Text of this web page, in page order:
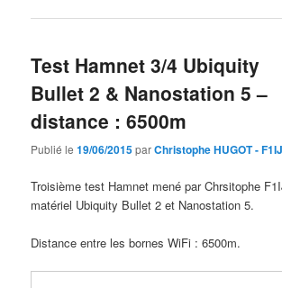
Test Hamnet 3/4 Ubiquity
Bullet 2 & Nanostation 5 –
distance : 6500m
Publié le19/06/2015parChristophe HUGOT -
Troisième test Hamnet mené par Chrsitophe
matériel Ubiquity Bullet 2 et Nanostation 5.
Distance entre les bornes WiFi : 6500m.